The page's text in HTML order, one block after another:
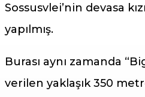
Sossusvlei’nin devasa
yapılmış.
Burası aynı zamanda
verilen yaklaşık 350